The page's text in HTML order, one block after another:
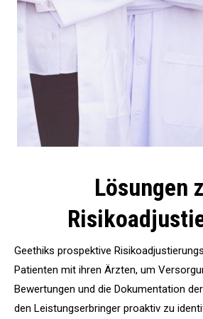
Lösungen
Geethiks prospektive
Patienten mit ihren Ärzten, um
Bewertungen und die Dokumentation
den Leistungserbringer proaktiv zu